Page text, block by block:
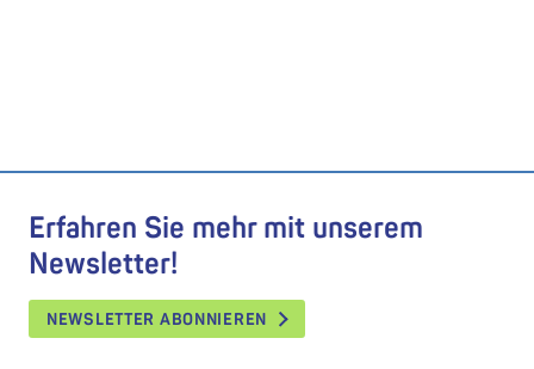
Erfahren Sie mehr mit unserem
Newsletter!
NEWSLETTER ABONNIEREN